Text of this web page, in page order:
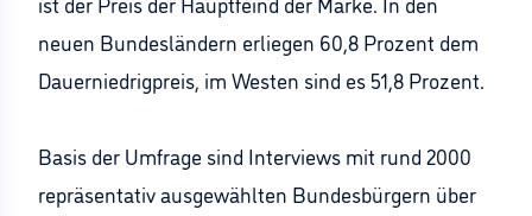
neuen Bundesländern erliegen 60,8 Prozent dem
Dauerniedrigpreis, im Westen sind es 51,8 Prozent.
Basis der Umfrage sind Interviews mit rund 2000
repräsentativ ausgewählten Bundesbürgern über